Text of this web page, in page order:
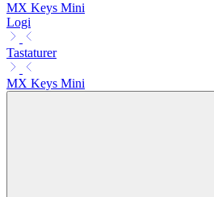
MX Keys Mini
Logi
Tastaturer
MX Keys Mini